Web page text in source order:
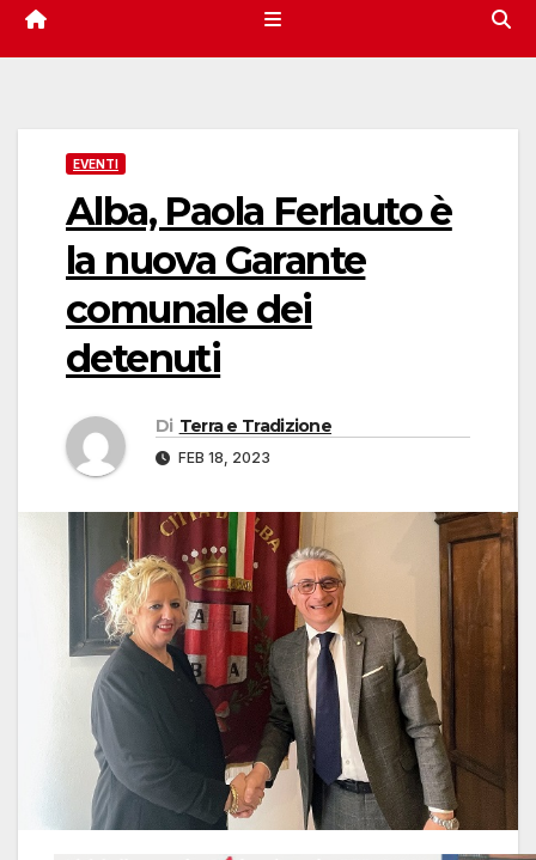
EVENTI
Alba, Paola Ferlauto è
la nuova Garante
comunale dei
detenuti
Di Terra e Tradizione
FEB 18, 2023